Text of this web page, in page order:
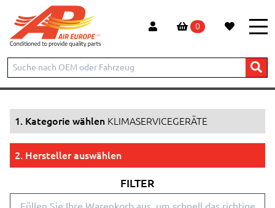
0
Start Produkte KLIMASERVICEGERÄTE
1. Kategorie wählen KLIMASERVICEGERÄTE
2. Hersteller auswählen
FILTER